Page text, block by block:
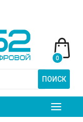
ПОИСК
0